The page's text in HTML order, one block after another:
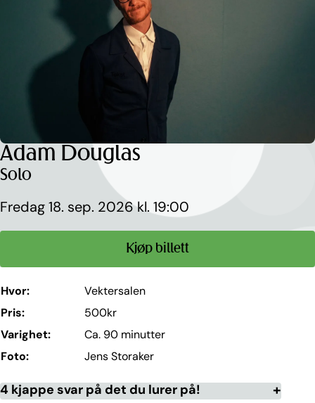
Adam Douglas
Solo
Fredag 18. sep. 2026 kl. 19:00
Kjøp billett
Hvor:
Vektersalen
Pris:
500kr
Varighet:
Ca. 90 minutter
Foto:
Jens Storaker
4 kjappe svar på det du lurer på!